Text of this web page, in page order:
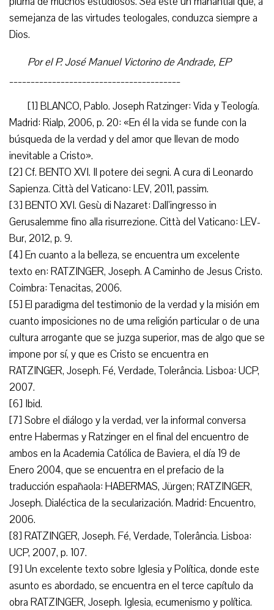
semejanza de las virtudes teologales, conduzca siempre a
Dios.
Por el P. José Manuel Victorino de Andrade, EP
________________________________________
[1] BLANCO, Pablo. Joseph Ratzinger: Vida y Teología.
Madrid: Rialp, 2006, p. 20: «En él la vida se funde con la
búsqueda de la verdad y del amor que llevan de modo
inevitable a Cristo».
[2] Cf. BENTO XVI. Il potere dei segni. A cura di Leonardo
Sapienza. Città del Vaticano: LEV, 2011, passim.
[3] BENTO XVI. Gesù di Nazaret: Dall’ingresso in
Gerusalemme fino alla risurrezione. Città del Vaticano: LEV-
Bur, 2012, p. 9.
[4] En cuanto a la belleza, se encuentra um excelente
texto en: RATZINGER, Joseph. A Caminho de Jesus Cristo.
Coimbra: Tenacitas, 2006.
[5] El paradigma del testimonio de la verdad y la misión em
cuanto imposiciones no de uma religión particular o de una
cultura arrogante que se juzga superior, mas de algo que se
impone por sí, y que es Cristo se encuentra en
RATZINGER, Joseph. Fé, Verdade, Tolerância. Lisboa: UCP,
2007.
[6] Ibid.
[7] Sobre el diálogo y la verdad, ver la informal conversa
entre Habermas y Ratzinger en el final del encuentro de
ambos en la Academia Católica de Baviera, el día 19 de
Enero 2004, que se encuentra en el prefacio de la
traducción españaola: HABERMAS, Jürgen; RATZINGER,
Joseph. Dialéctica de la secularización. Madrid: Encuentro,
2006.
[8] RATZINGER, Joseph. Fé, Verdade, Tolerância. Lisboa:
UCP, 2007, p. 107.
[9] Un excelente texto sobre Iglesia y Política, donde este
asunto es abordado, se encuentra en el terce capítulo da
obra RATZINGER, Joseph. Iglesia, ecumenismo y política.